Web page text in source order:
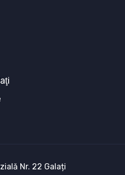
Nr. 22 Galați